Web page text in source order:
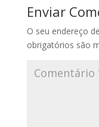
Enviar
O seu endereço
obrigatórios são